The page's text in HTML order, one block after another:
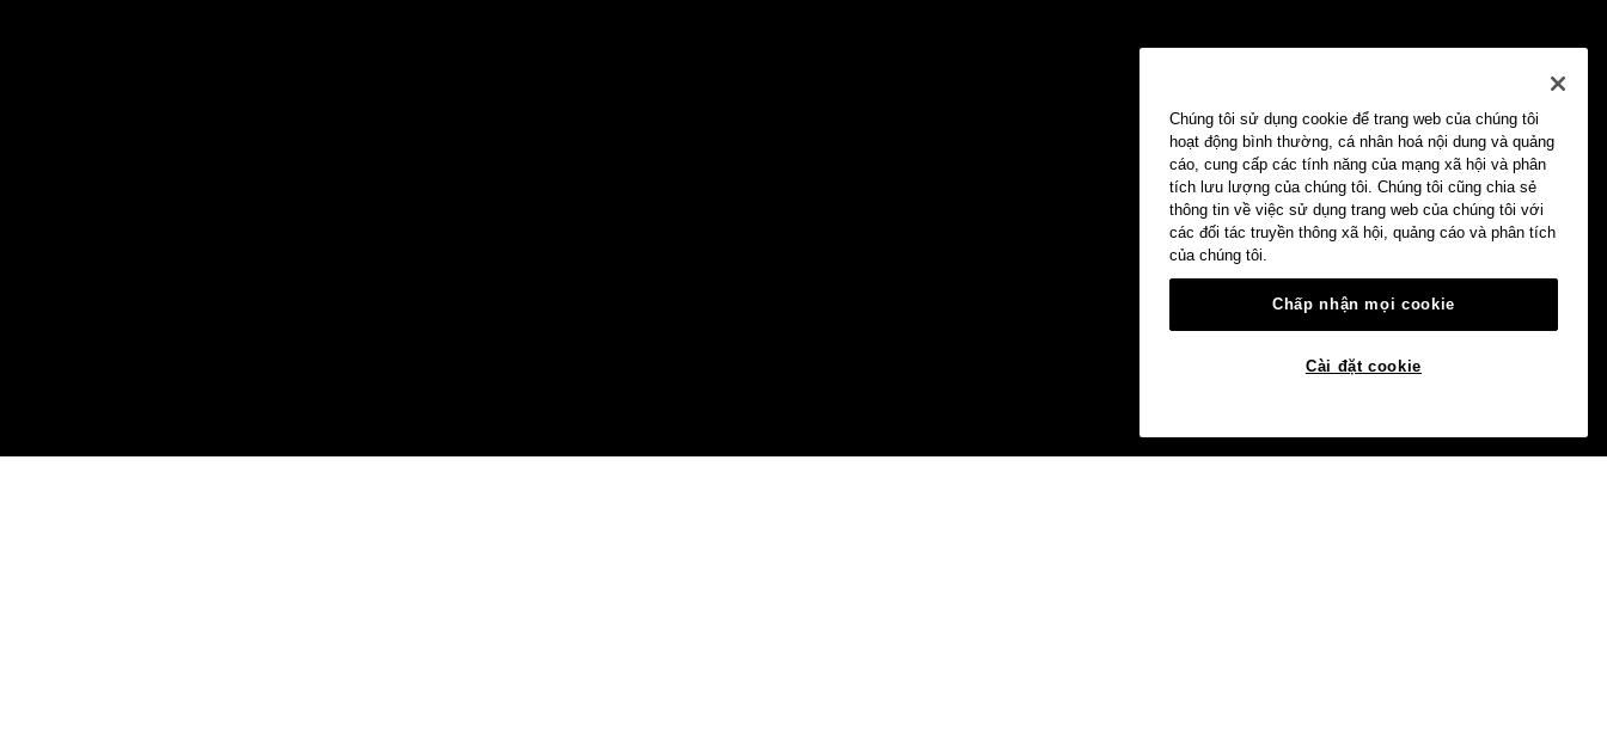
Chúng tôi sử dụng cookie để trang web của chúng tôi
hoạt động bình thường, cá nhân hoá nội dung và quảng
cáo, cung cấp các tính năng của mạng xã hội và phân
tích lưu lượng của chúng tôi. Chúng tôi cũng chia sẻ
thông tin về việc sử dụng trang web của chúng tôi với
các đối tác truyền thông xã hội, quảng cáo và phân tích
của chúng tôi.
Chấp nhận mọi cookie
Cài đặt cookie